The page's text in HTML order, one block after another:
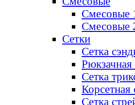
Смесовые
Смесовые
Сетки
Сетка
Рюкзачная
Сетка
Корсетная
Сетка